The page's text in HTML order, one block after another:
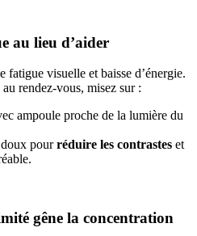
au lieu d’aider
visuelle et baisse d’énergie.
rendez-vous, misez sur :
ampoule proche de la lumière du
doux pourréduire les contrastes et
gêne la concentration